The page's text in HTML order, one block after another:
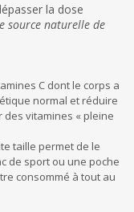
la dose
source naturelle de
C dont le corps a
normal et réduire
vitamines « pleine
taille permet de le
de sport ou une poche
consommé à tout au